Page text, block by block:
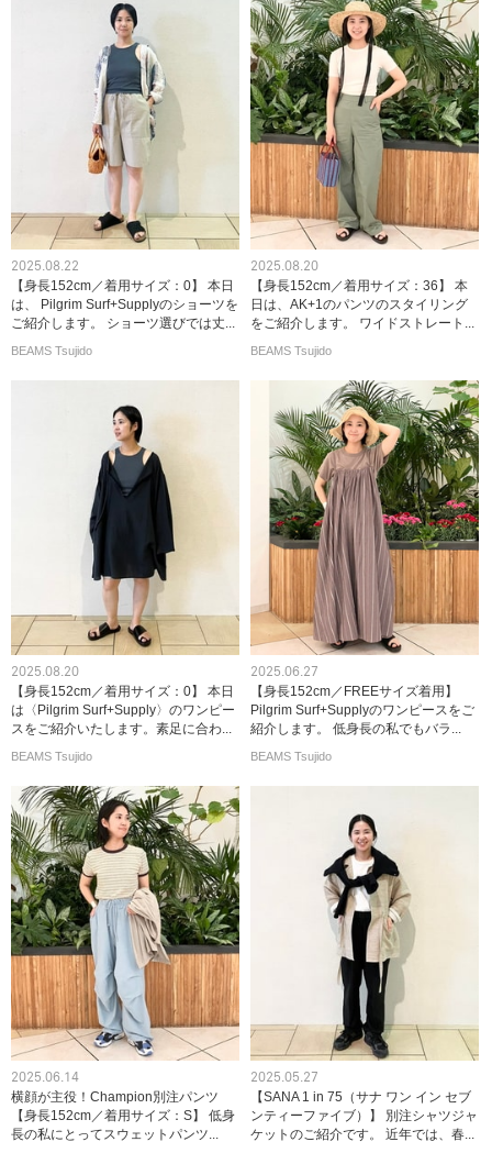
2025.08.22
【身長152cm／着用サイズ：0】 本日
は、 Pilgrim Surf+Supplyのショーツを
ご紹介します。 ショーツ選びでは丈...
BEAMS Tsujido
2025.08.20
【身長152cm／着用サイズ：36】 本
日は、AK+1のパンツのスタイリング
をご紹介します。 ワイドストレート...
BEAMS Tsujido
2025.08.20
【身長152cm／着用サイズ：0】 本日
は〈Pilgrim Surf+Supply〉のワンピー
スをご紹介いたします。素足に合わ...
BEAMS Tsujido
2025.06.27
【身長152cm／FREEサイズ着用】
Pilgrim Surf+Supplyのワンピースをご
紹介します。 低身長の私でもバラ...
BEAMS Tsujido
2025.06.14
横顔が主役！Champion別注パンツ
【身長152cm／着用サイズ：S】 低身
長の私にとってスウェットパンツ...
2025.05.27
【SANA 1 in 75（サナ ワン イン セブ
ンティーファイブ）】 別注シャツジャ
ケットのご紹介です。 近年では、春...